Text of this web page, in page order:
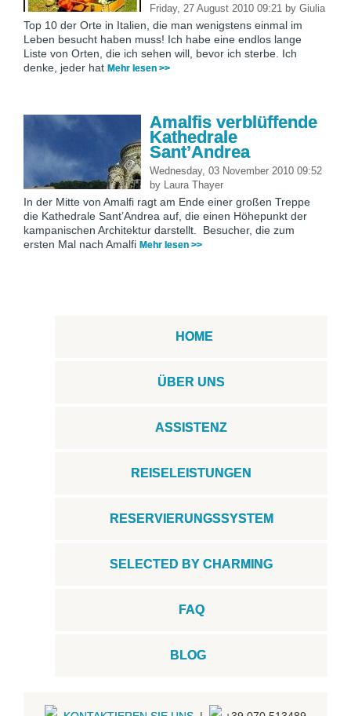
Friday, 27 August 2010 09:21 by Giulia
Top 10 der Orte in Italien, die man wenigstens einmal im
Leben besucht haben muss! Ich habe eine endlos lange
Liste von Orten, die ich sehen will, bevor ich sterbe. Ich
denke, jeder hat Mehr lesen >>
Amalfis verblüffende
Kathedrale
Sant’Andrea
Wednesday, 03 November 2010 09:52
by
Laura Thayer
In der Mitte von Amalfi ragt am Ende einer großen Treppe
die Kathedrale Sant’Andrea auf, die einen Höhepunkt der
kampanischen Architektur darstellt. Besucher, die zum
ersten Mal nach Amalfi Mehr lesen >>
HOME
ÜBER UNS
ASSISTENZ
REISELEISTUNGEN
RESERVIERUNGSSYSTEM
SELECTED BY CHARMING
FAQ
BLOG